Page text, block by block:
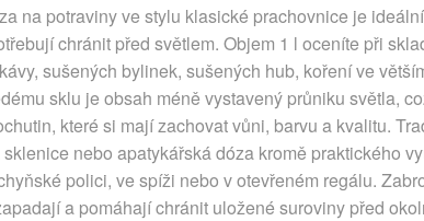
na potraviny ve stylu klasické prachovnice je
chránit před světlem. Objem 1 l oceníte při
sušených bylinek, sušených hub, koření ve
sklu je obsah méně vystavený průniku světla,
které si mají zachovat vůni, barvu a kvalitu.
nebo apatykářská dóza kromě praktického
polici, ve spíži nebo v otevřeném regálu.
a pomáhají chránit uložené suroviny před